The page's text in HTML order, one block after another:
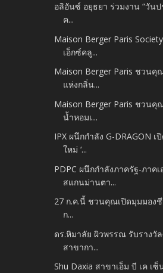
อลิอันซ์ อยุธยา ร่วมงาน “วัน
ค...
Maison Berger Paris
เอ็กซ์คลู...
Maison Berger Paris ชวนคุ
แห่งกลิ่น...
Maison Berger Paris ชวนคุ
น้ำหอมเ...
IPX ผนึกกำลัง G-DRAGON เ
ใหม่ ‘...
PDPC ผนึกกำลังภาครัฐ-ภาค
สแกนม่านตา...
27 ก.ค.นี้ ชวนคุณเปิดมุมมองชี
ก...
ดร.หิมาลัย ผิวพรรณ รับรางวั
สาขากา...
Shu Daxia สาขาเอ็ม บี เค เ